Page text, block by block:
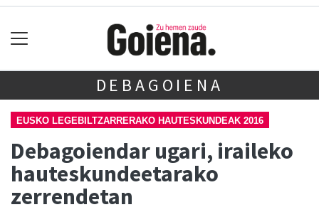
DEBAGOIENA
EUSKO LEGEBILTZARRERAKO HAUTESKUNDEAK 2016
Debagoiendar ugari, iraileko
hauteskundeetarako
zerrendetan